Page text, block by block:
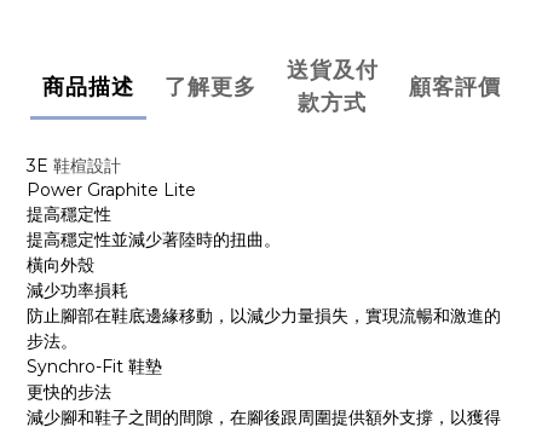
商品描述 了解更多
送貨及付
款方式
顧客評價
3E 鞋楦設計
Power Graphite Lite
提高穩定性
提高穩定性並減少著陸時的扭曲。
橫向外殼
減少功率損耗
防止腳部在鞋底邊緣移動，以減少力量損失，實現流暢和激進的
步法。
Synchro-Fit 鞋墊
更快的步法
減少腳和鞋子之間的間隙，在腳後跟周圍提供額外支撐，以獲得